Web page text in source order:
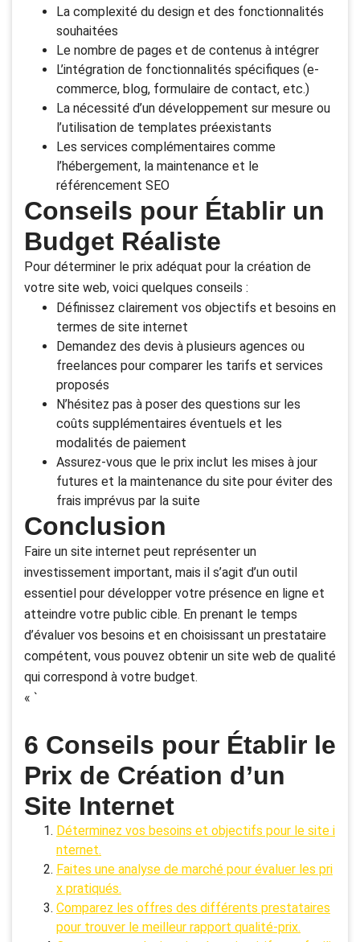
La complexité du design et des fonctionnalités
souhaitées
Le nombre de pages et de contenus à intégrer
L’intégration de fonctionnalités spécifiques (e-
commerce, blog, formulaire de contact, etc.)
La nécessité d’un développement sur mesure ou
l’utilisation de templates préexistants
Les services complémentaires comme
l’hébergement, la maintenance et le
référencement SEO
Conseils pour Établir un
Budget Réaliste
Pour déterminer le prix adéquat pour la création de
votre site web, voici quelques conseils :
Définissez clairement vos objectifs et besoins en
termes de site internet
Demandez des devis à plusieurs agences ou
freelances pour comparer les tarifs et services
proposés
N’hésitez pas à poser des questions sur les
coûts supplémentaires éventuels et les
modalités de paiement
Assurez-vous que le prix inclut les mises à jour
futures et la maintenance du site pour éviter des
frais imprévus par la suite
Conclusion
Faire un site internet peut représenter un
investissement important, mais il s’agit d’un outil
essentiel pour développer votre présence en ligne et
atteindre votre public cible. En prenant le temps
d’évaluer vos besoins et en choisissant un prestataire
compétent, vous pouvez obtenir un site web de qualité
qui correspond à votre budget.
« `
6 Conseils pour Établir le
Prix de Création d’un
Site Internet
Déterminez vos besoins et objectifs pour le site i
nternet.
Faites une analyse de marché pour évaluer les pri
x pratiqués.
Comparez les offres des différents prestataires
pour trouver le meilleur rapport qualité-prix.